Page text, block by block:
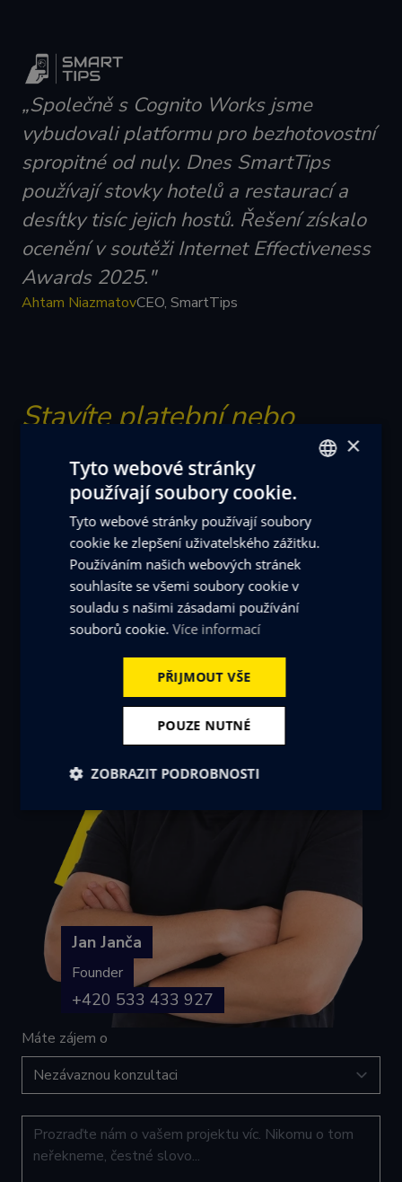
„Společně s Cognito Works jsme
vybudovali platformu pro bezhotovostní
spropitné od nuly. Dnes SmartTips
používají stovky hotelů a restaurací a
desítky tisíc jejich hostů. Řešení získalo
ocenění v soutěži Internet Effectiveness
Awards 2025."
Ahtam NiazmatovCEO, SmartTips
Stavíte platební nebo
věrnostní systém?
Popište nám, co potřebujete: QR platby, spropitné,
věrnostní program nebo integraci s POS.
Navrhneme řešení od návrhu po provoz.
Jan Janča
Founder
+420 533 433 927
Máte zájem o
ENGLISH
×
Tyto webové stránky
používají soubory cookie.
Tyto webové stránky používají soubory
cookie ke zlepšení uživatelského zážitku.
Používáním našich webových stránek
souhlasíte se všemi soubory cookie v
souladu s našimi zásadami používání
souborů cookie. Více informací
PŘIJMOUT VŠE
POUZE NUTNÉ
ZOBRAZIT PODROBNOSTI
Nezbytně
nutné
soubory
Výkonové
Soubory
Funkční soubory
Nezbytně nutné soubory
Soubory cílení
Funkční soubory
Nezbytně nutné soubory cookie umožňují základní
nezbytně nutných souborů cookie správně používat.
Provider /